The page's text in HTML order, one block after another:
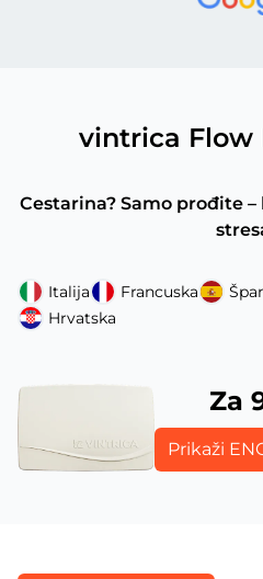
vintrica Flow
Cestarina? Samo prođite
Italija Francuska
Hrvatska
Za
Prikaži